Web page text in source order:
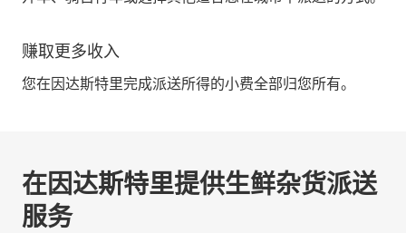
赚取更多收入
您在因达斯特里完成派送所得的小费全部归您所有。
在因达斯特里提供生鲜杂货派送
服务